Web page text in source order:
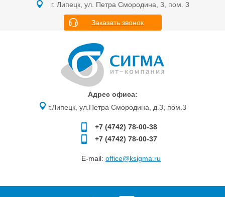
г. Липецк, ул. Петра Смородина, 3, пом. 3
Заказать звонок
Адрес офиса:
г.Липецк, ул.Петра Смородина, д.3, пом.3
+7 (4742) 78-00-38
+7 (4742) 78-00-37
E-mail: office@ksigma.ru